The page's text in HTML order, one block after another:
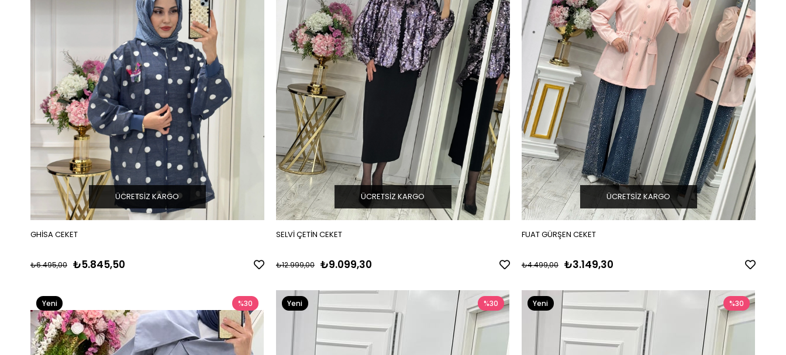
GHİSA CEKET
₺5.845,50
₺6.495,00
ÜCRETSIZ KARGO
SELVİ ÇETİN CEKET
₺9.099,30
₺12.999,00
ÜCRETSIZ KARGO
FUAT GÜRŞEN CEKET
₺3.149,30
₺4.499,00
ÜCRETSIZ KARGO
%30
Yeni
Ürün
%30
Yeni
Ürün
%30
Yeni
Ürün